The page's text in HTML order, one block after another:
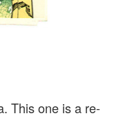
This one is a re-